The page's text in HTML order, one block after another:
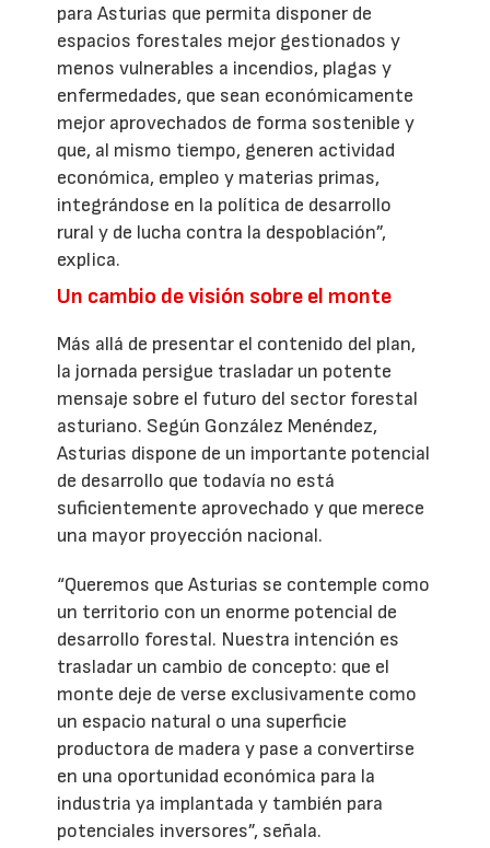
para Asturias que permita disponer de
espacios forestales mejor gestionados y
menos vulnerables a incendios, plagas y
enfermedades, que sean económicamente
mejor aprovechados de forma sostenible y
que, al mismo tiempo, generen actividad
económica, empleo y materias primas,
integrándose en la política de desarrollo
rural y de lucha contra la despoblación”,
explica.
Un cambio de visión sobre el monte
Más allá de presentar el contenido del plan,
la jornada persigue trasladar un potente
mensaje sobre el futuro del sector forestal
asturiano. Según González Menéndez,
Asturias dispone de un importante potencial
de desarrollo que todavía no está
suficientemente aprovechado y que merece
una mayor proyección nacional.
“Queremos que Asturias se contemple como
un territorio con un enorme potencial de
desarrollo forestal. Nuestra intención es
trasladar un cambio de concepto: que el
monte deje de verse exclusivamente como
un espacio natural o una superficie
productora de madera y pase a convertirse
en una oportunidad económica para la
industria ya implantada y también para
potenciales inversores”, señala.